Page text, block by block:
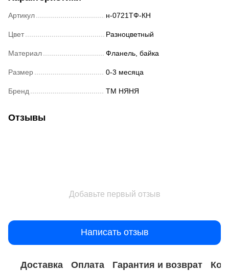
Артикул н-0721ТФ-КН
Цвет Разноцветный
Материал Фланель, байка
Размер 0-3 месяца
Бренд ТМ НЯНЯ
Отзывы
Добавьте первый отзыв
Написать отзыв
Доставка Оплата Гарантия и возврат